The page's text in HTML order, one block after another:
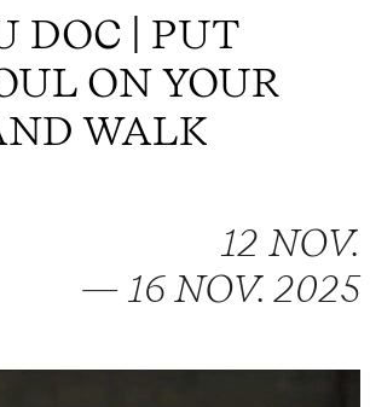
DOC | PUT
ON YOUR
WALK
12 NOV.
— 16 NOV. 2025